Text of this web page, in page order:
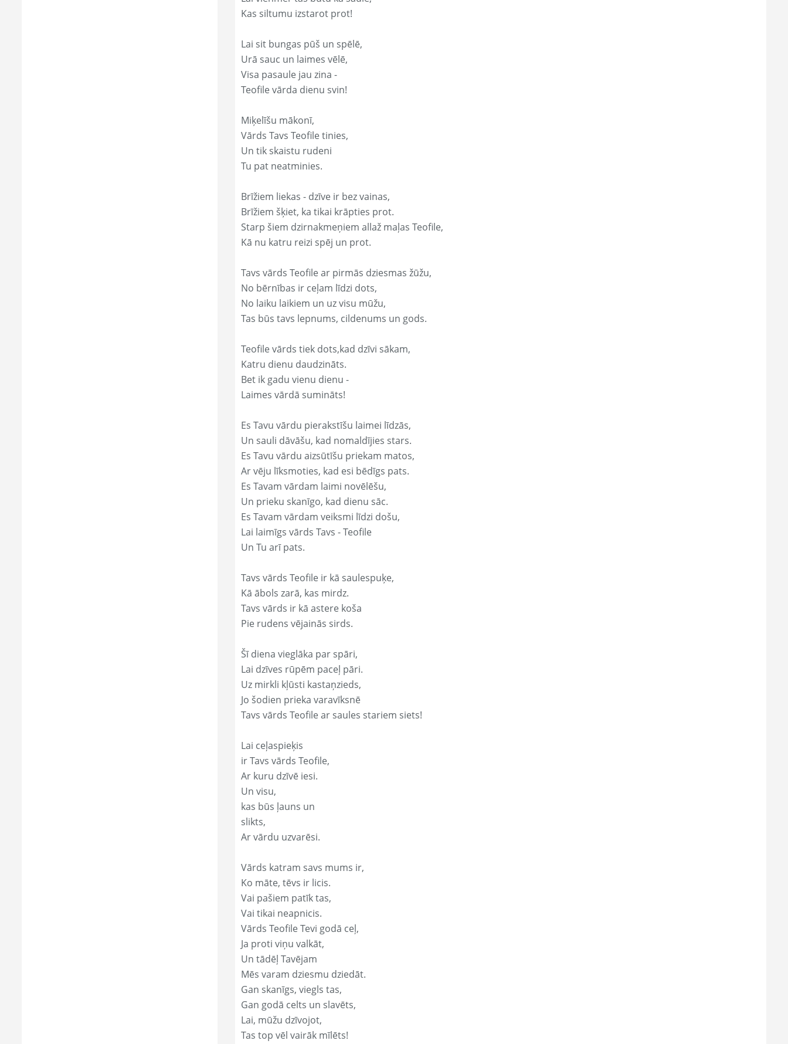
Kas siltumu izstarot prot!
Lai sit bungas pūš un spēlē,
Urā sauc un laimes vēlē,
Visa pasaule jau zina -
Teofile vārda dienu svin!
Miķelīšu mākonī,
Vārds Tavs Teofile tinies,
Un tik skaistu rudeni
Tu pat neatminies.
Brīžiem liekas - dzīve ir bez vainas,
Brīžiem šķiet, ka tikai krāpties prot.
Starp šiem dzirnakmeņiem allaž maļas Teofile,
Kā nu katru reizi spēj un prot.
Tavs vārds Teofile ar pirmās dziesmas žūžu,
No bērnības ir ceļam līdzi dots,
No laiku laikiem un uz visu mūžu,
Tas būs tavs lepnums, cildenums un gods.
Teofile vārds tiek dots,kad dzīvi sākam,
Katru dienu daudzināts.
Bet ik gadu vienu dienu -
Laimes vārdā sumināts!
Es Tavu vārdu pierakstīšu laimei līdzās,
Un sauli dāvāšu, kad nomaldījies stars.
Es Tavu vārdu aizsūtīšu priekam matos,
Ar vēju līksmoties, kad esi bēdīgs pats.
Es Tavam vārdam laimi novēlēšu,
Un prieku skanīgo, kad dienu sāc.
Es Tavam vārdam veiksmi līdzi došu,
Lai laimīgs vārds Tavs - Teofile
Un Tu arī pats.
Tavs vārds Teofile ir kā saulespuķe,
Kā ābols zarā, kas mirdz.
Tavs vārds ir kā astere koša
Pie rudens vējainās sirds.
Šī diena vieglāka par spāri,
Lai dzīves rūpēm paceļ pāri.
Uz mirkli kļūsti kastaņzieds,
Jo šodien prieka varavīksnē
Tavs vārds Teofile ar saules stariem siets!
Lai ceļaspieķis
ir Tavs vārds Teofile,
Ar kuru dzīvē iesi.
Un visu,
kas būs ļauns un
slikts,
Ar vārdu uzvarēsi.
Vārds katram savs mums ir,
Ko māte, tēvs ir licis.
Vai pašiem patīk tas,
Vai tikai neapnicis.
Vārds Teofile Tevi godā ceļ,
Ja proti viņu valkāt,
Un tādēļ Tavējam
Mēs varam dziesmu dziedāt.
Gan skanīgs, viegls tas,
Gan godā celts un slavēts,
Lai, mūžu dzīvojot,
Tas top vēl vairāk mīlēts!